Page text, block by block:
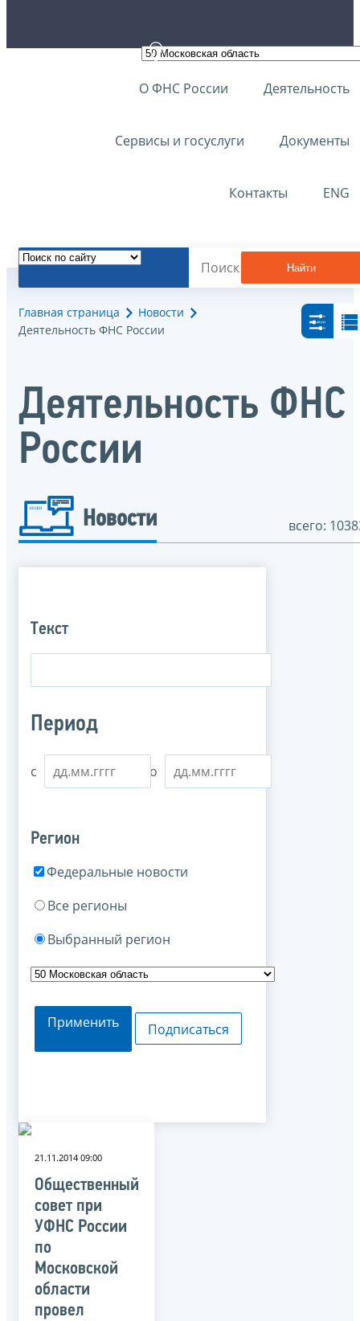
О ФНС России Деятельность
Сервисы и госуслуги Документы
Контакты ENG
Найти
Главная страница
Новости
Деятельность ФНС России
Деятельность ФНС
России
Новости всего:
Текст
Период
с по
Регион
Федеральные новости
Все регионы
Выбранный регион
Применить Подписаться
21.11.2014 09:00
Общественный
совет при
УФНС России
по
Московской
области
провел